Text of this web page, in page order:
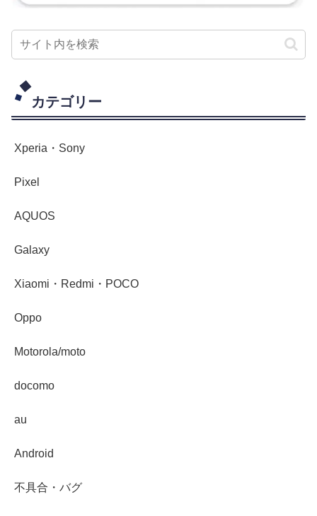
カテゴリー
Xperia・Sony
Pixel
AQUOS
Galaxy
Xiaomi・Redmi・POCO
Oppo
Motorola/moto
docomo
au
Android
不具合・バグ